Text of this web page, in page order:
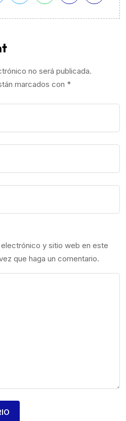
no será publicada.
marcados con *
y sitio web en este
que haga un comentario.